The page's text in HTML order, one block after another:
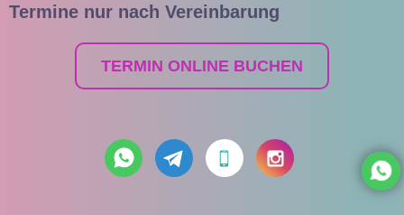
Termine nur nach Vereinbarung
TERMIN ONLINE BUCHEN